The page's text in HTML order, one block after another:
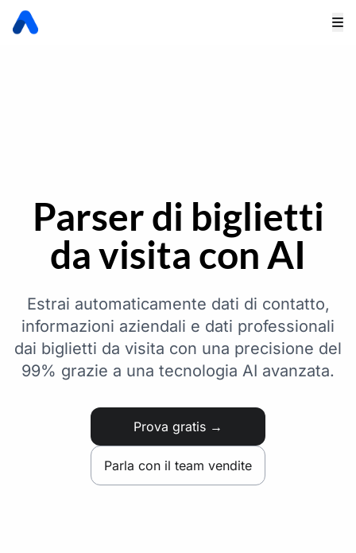
Parser di biglietti
da visita con AI
Estrai automaticamente dati di contatto,
informazioni aziendali e dati professionali
dai biglietti da visita con una precisione del
99% grazie a una tecnologia AI avanzata.
Prova gratis →
Parla con il team vendite